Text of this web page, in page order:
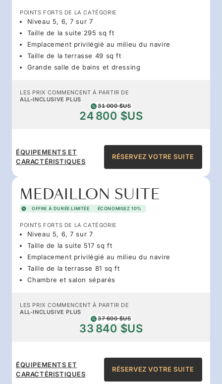
POINTS FORTS DE LA CATÉGORIE
Niveau 5, 6, 7 sur 7
Taille de la suite 295 sq ft
Emplacement privilégié au milieu du navire
Taille de la terrasse 49 sq ft
Grande salle de bains et dressing
LES PRIX COMMENCENT À PARTIR DE
ALL-INCLUSIVE PLUS
31 000 $US
24 800 $US
ÉQUIPEMENTS ET
CARACTÉRISTIQUES
RÉSERVEZ VOTRE SUITE
MEDAILLON SUITE
OFFRE À DURÉE LIMITÉE ÉCONOMISEZ 10%
POINTS FORTS DE LA CATÉGORIE
Niveau 5, 6, 7 sur 7
Taille de la suite 517 sq ft
Emplacement privilégié au milieu du navire
Taille de la terrasse 81 sq ft
Chambre et salon séparés
LES PRIX COMMENCENT À PARTIR DE
ALL-INCLUSIVE PLUS
37 600 $US
33 840 $US
ÉQUIPEMENTS ET
CARACTÉRISTIQUES
RÉSERVEZ VOTRE SUITE